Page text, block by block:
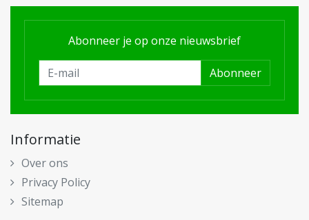
Abonneer je op onze nieuwsbrief
Abonneer
Informatie
Over ons
Privacy Policy
Sitemap